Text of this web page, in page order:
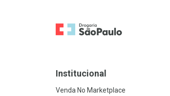
Ir para a Home
Institucional
Venda No Marketplace